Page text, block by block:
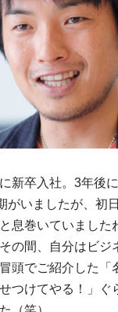
新卒入社。3年後
いましたが、初
息巻いていました
の間、自分はビジ
頭でご紹介した「
つけてやる！」